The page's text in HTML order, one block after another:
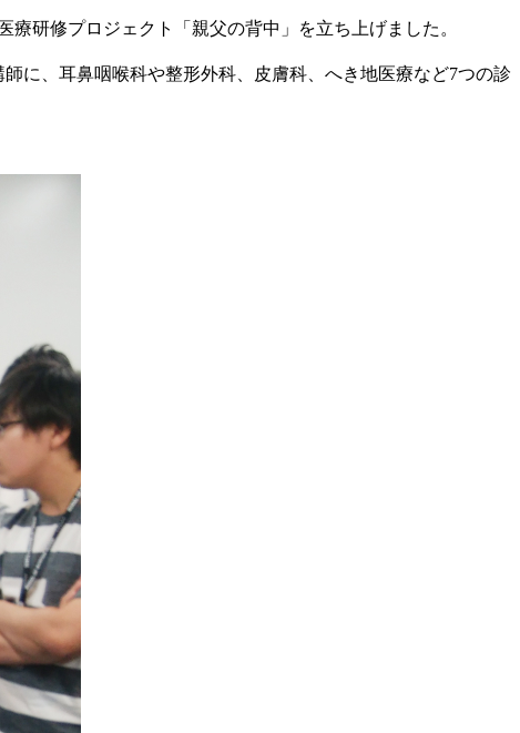
研修プロジェクト「親父の背中」を立ち上げました。
に、耳鼻咽喉科や整形外科、皮膚科、へき地医療など7つの診